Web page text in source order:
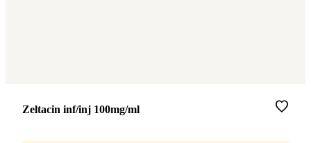
Merke :
Zeltacin inf/inj 100mg/ml